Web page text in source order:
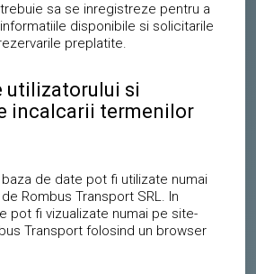
sa se inregistreze pentru a
disponibile si solicitarile
preplatite.
utilizatorului si
incalcarii termenilor
de date pot fi utilizate numai
Rombus Transport SRL. In
pot fi vizualizate numai pe site-
Transport folosind un browser